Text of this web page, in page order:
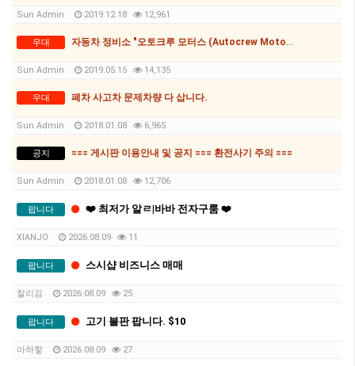
Sun Admin 2019.12.18 12,961
우대 자동차 정비소 "오토크루 모터스 (Autocrew Motors)
Sun Admin 2019.05.15 14,135
우대 폐차 사고차 문제차량 다 삽니다.
Sun Admin 2018.01.08 6,965
공지 === 게시판 이용안내 및 공지 === 환전사기 주의 ===
Sun Admin 2018.01.08 12,706
팝니다 ❤️ 최저가 알ㄹ|바바 전자구룸 ❤️
XIANJO 2026.08.09 11
팝니다 스시샵 비즈니스 매매
찰리김 2026.08.09 25
팝니다 고기 불판 팝니다. $10
아하핳 2026.08.09 27